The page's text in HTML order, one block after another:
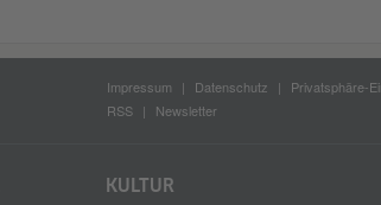
Impressum Datenschutz Privatsphäre-
RSS
Newsletter
KULTUR